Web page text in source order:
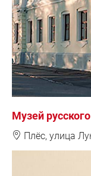
Музей
❽ Плёс, улица